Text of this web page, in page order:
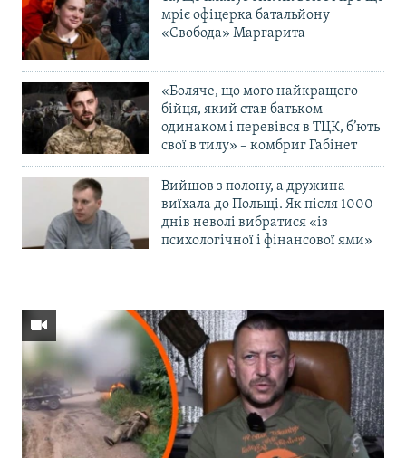
мріє офіцерка батальйону
«Свобода» Маргарита
«Боляче, що мого найкращого
бійця, який став батьком-
одинаком і перевівся в ТЦК, б’ють
свої в тилу» – комбриг Габінет
Вийшов з полону, а дружина
виїхала до Польщі. Як після 1000
днів неволі вибратися «із
психологічної і фінансової ями»